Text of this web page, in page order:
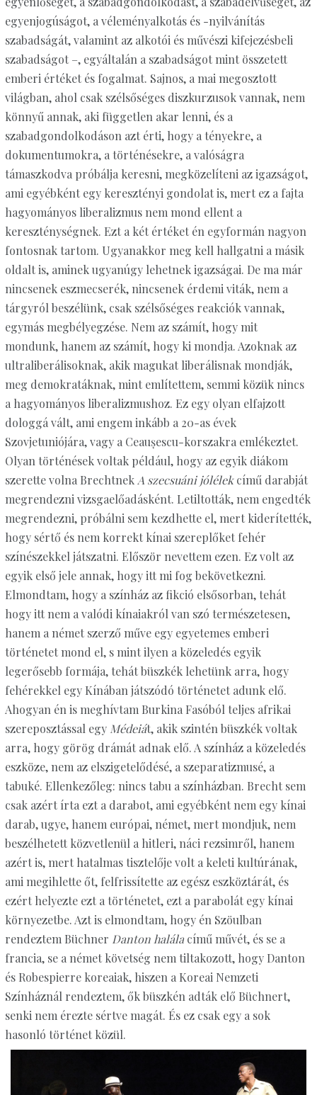
egyenjogúságot, a véleményalkotás és -nyilvánítás
szabadságát, valamint az alkotói és művészi kifejezésbeli
szabadságot –, egyáltalán a szabadságot mint összetett
emberi értéket és fogalmat. Sajnos, a mai megosztott
világban, ahol csak szélsőséges diszkurzusok vannak, nem
könnyű annak, aki független akar lenni, és a
szabadgondolkodáson azt érti, hogy a tényekre, a
dokumentumokra, a történésekre, a valóságra
támaszkodva próbálja keresni, megközelíteni az igazságot,
ami egyébként egy keresztényi gondolat is, mert ez a fajta
hagyományos liberalizmus nem mond ellent a
kereszténységnek. Ezt a két értéket én egyformán nagyon
fontosnak tartom. Ugyanakkor meg kell hallgatni a másik
oldalt is, aminek ugyanúgy lehetnek igazságai. De ma már
nincsenek eszmecserék, nincsenek érdemi viták, nem a
tárgyról beszélünk, csak szélsőséges reakciók vannak,
egymás megbélyegzése. Nem az számít, hogy mit
mondunk, hanem az számít, hogy ki mondja. Azoknak az
ultraliberálisoknak, akik magukat liberálisnak mondják,
meg demokratáknak, mint említettem, semmi közük nincs
a hagyományos liberalizmushoz. Ez egy olyan elfajzott
dologgá vált, ami engem inkább a 20-as évek
Szovjetuniójára, vagy a Ceaușescu-korszakra emlékeztet.
Olyan történések voltak például, hogy az egyik diákom
szerette volna Brechtnek A szecsuáni jólélekcímű darabját
megrendezni vizsgaelőadásként. Letiltották, nem engedték
megrendezni, próbálni sem kezdhette el, mert kiderítették,
hogy sértő és nem korrekt kínai szereplőket fehér
színészekkel játszatni. Először nevettem ezen. Ez volt az
egyik első jele annak, hogy itt mi fog bekövetkezni.
Elmondtam, hogy a színház az fikció elsősorban, tehát
hogy itt nem a valódi kínaiakról van szó természetesen,
hanem a német szerző műve egy egyetemes emberi
történetet mond el, s mint ilyen a közeledés egyik
legerősebb formája, tehát büszkék lehetünk arra, hogy
fehérekkel egy Kínában játszódó történetet adunk elő.
Ahogyan én is meghívtam Burkina Fasóból teljes afrikai
szereposztással egy Médeiát, akik szintén büszkék voltak
arra, hogy görög drámát adnak elő. A színház a közeledés
eszköze, nem az elszigetelődésé, a szeparatizmusé, a
tabuké. Ellenkezőleg: nincs tabu a színházban. Brecht sem
csak azért írta ezt a darabot, ami egyébként nem egy kínai
darab, ugye, hanem európai, német, mert mondjuk, nem
beszélhetett közvetlenül a hitleri, náci rezsimről, hanem
azért is, mert hatalmas tisztelője volt a keleti kultúrának,
ami megihlette őt, felfrissítette az egész eszköztárát, és
ezért helyezte ezt a történetet, ezt a parabolát egy kínai
környezetbe. Azt is elmondtam, hogy én Szöulban
rendeztem Büchner Danton halálacímű művét, és se a
francia, se a német követség nem tiltakozott, hogy Danton
és Robespierre koreaiak, hiszen a Koreai Nemzeti
Színháznál rendeztem, ők büszkén adták elő Büchnert,
senki nem érezte sértve magát. És ez csak egy a sok
hasonló történet közül.